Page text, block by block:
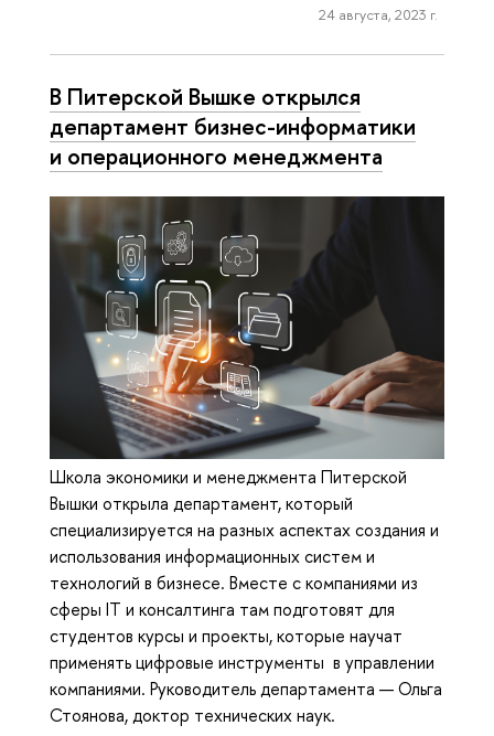
24 августа, 2023 г.
В Питерской Вышке открылся
департамент бизнес-информатики
и операционного менеджмента
Школа экономики и менеджмента Питерской
Вышки открыла департамент, который
специализируется на разных аспектах создания и
использования информационных систем и
технологий в бизнесе. Вместе с компаниями из
сферы IT и консалтинга там подготовят для
студентов курсы и проекты, которые научат
применять цифровые инструменты в управлении
компаниями. Руководитель департамента — Ольга
Стоянова, доктор технических наук.